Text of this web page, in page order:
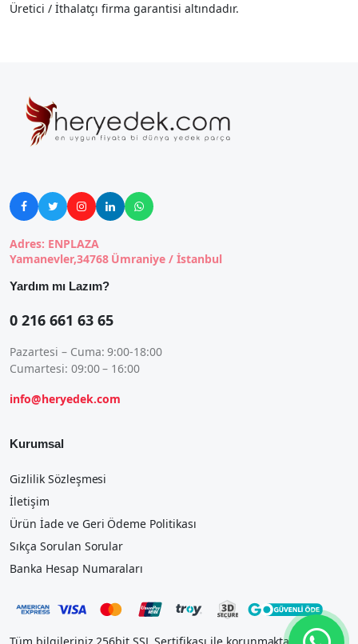
Üretici / İthalatçı firma garantisi altındadır.
    
Adres: ENPLAZA
Yamanevler,34768 Ümraniye / İstanbul
Yardım mı Lazım?
0 216 661 63 65
Pazartesi – Cuma: 9:00-18:00
Cumartesi: 09:00 – 16:00
info@heryedek.com
Kurumsal
Gizlilik Sözleşmesi
İletişim
Ürün İade ve Geri Ödeme Politikası
Sıkça Sorulan Sorular
Banka Hesap Numaraları